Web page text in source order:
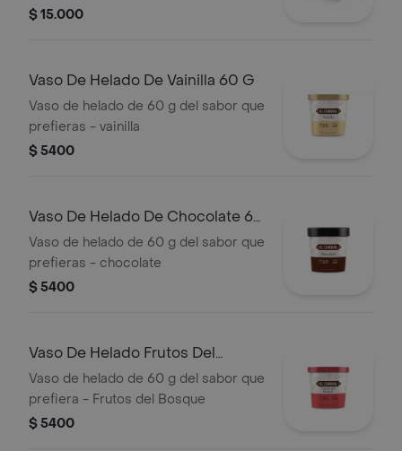
60 g.
$ 15.000
Vaso De Helado De Vainilla 60 G
Vaso de helado de 60 g del sabor que
prefieras - vainilla
$ 5400
Vaso De Helado De Chocolate 60
G
Vaso de helado de 60 g del sabor que
prefieras - chocolate
$ 5400
Vaso De Helado Frutos Del
Bosque 60g
Vaso de helado de 60 g del sabor que
prefiera - Frutos del Bosque
$ 5400